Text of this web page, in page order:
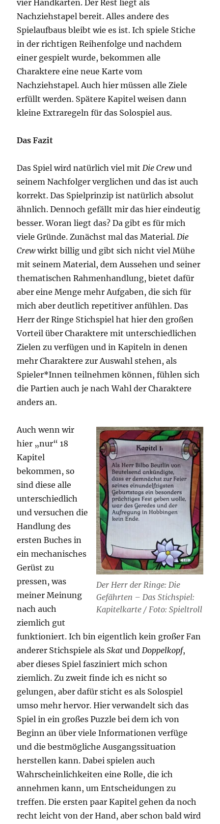
vier Handkarten. Der Rest liegt als
Nachziehstapel bereit. Alles andere des
Spielaufbaus bleibt wie es ist. Ich spiele Stiche
in der richtigen Reihenfolge und nachdem
einer gespielt wurde, bekommen alle
Charaktere eine neue Karte vom
Nachziehstapel. Auch hier müssen alle Ziele
erfüllt werden. Spätere Kapitel weisen dann
kleine Extraregeln für das Solospiel aus.
Das Fazit
Das Spiel wird natürlich viel mitDie Crewund
seinem Nachfolger verglichen und das ist auch
korrekt. Das Spielprinzip ist natürlich absolut
ähnlich. Dennoch gefällt mir das hier eindeutig
besser. Woran liegt das? Da gibt es für mich
viele Gründe. Zunächst mal das Material.Die
Crewwirkt billig und gibt sich nicht viel Mühe
mit seinem Material, dem Aussehen und seiner
thematischen Rahmenhandlung, bietet dafür
aber eine Menge mehr Aufgaben, die sich für
mich aber deutlich repetitiver anfühlen. Das
Herr der Ringe Stichspiel hat hier den großen
Vorteil über Charaktere mit unterschiedlichen
Zielen zu verfügen und in Kapiteln in denen
mehr Charaktere zur Auswahl stehen, als
Spieler*Innen teilnehmen können, fühlen sich
die Partien auch je nach Wahl der Charaktere
anders an.
Der Herr der Ringe: Die
Gefährten – Das Stichspiel:
Kapitelkarte / Foto: Spieltroll
Auch wenn wir
hier „nur“ 18
Kapitel
bekommen, so
sind diese alle
unterschiedlich
und versuchen die
Handlung des
ersten Buches in
ein mechanisches
Gerüst zu
pressen, was
meiner Meinung
nach auch
ziemlich gut
funktioniert. Ich bin eigentlich kein großer Fan
anderer Stichspiele alsSkat undDoppelkopf,
aber dieses Spiel fasziniert mich schon
ziemlich. Zu zweit finde ich es nicht so
gelungen, aber dafür sticht es als Solospiel
umso mehr hervor. Hier verwandelt sich das
Spiel in ein großes Puzzle bei dem ich von
Beginn an über viele Informationen verfüge
und die bestmögliche Ausgangssituation
herstellen kann. Dabei spielen auch
Wahrscheinlichkeiten eine Rolle, die ich
annehmen kann, um Entscheidungen zu
treffen. Die ersten paar Kapitel gehen da noch
recht leicht von der Hand, aber schon bald wird